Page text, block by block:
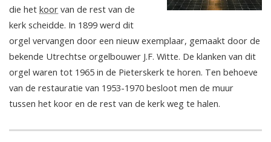
die het koor van de rest van de
kerk scheidde. In 1899 werd dit
orgel vervangen door een nieuw exemplaar, gemaakt door de
bekende Utrechtse orgelbouwer J.F. Witte. De klanken van dit
orgel waren tot 1965 in de Pieterskerk te horen. Ten behoeve
van de restauratie van 1953-1970 besloot men de muur
tussen het koor en de rest van de kerk weg te halen.